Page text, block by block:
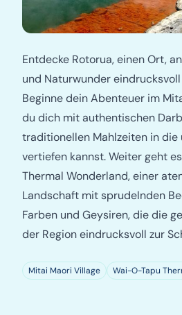
Entdecke Rotorua, einen Ort,
und Naturwunder
Beginne dein Abenteuer im
du dich mit authentischen
traditionellen Mahlzeiten in
vertiefen kannst. Weiter geht
Thermal Wonderland, einer
Landschaft mit sprudelnden
Farben und Geysiren, die die
der Region eindrucksvoll zur
Mitai Maori Village Wai-O-Tapu